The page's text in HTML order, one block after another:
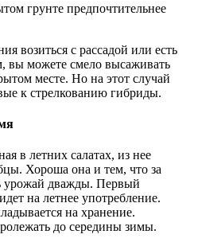
грунте предпочтительнее
возиться с рассадой или есть
вы можете смело высаживать
месте. Но на этот случай
к стрелкованию гибриды.
в летних салатах, из нее
Хороша она и тем, что за
урожай дважды. Первый
на летнее употребление.
на хранение.
до середины зимы.